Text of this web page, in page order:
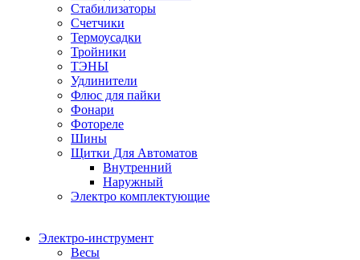
Стабилизаторы
Счетчики
Термоусадки
Тройники
ТЭНЫ
Удлинители
Флюс для пайки
Фонари
Фотореле
Шины
Щитки Для Автоматов
Внутренний
Наружный
Электро комплектующие
Электро-инструмент
Весы